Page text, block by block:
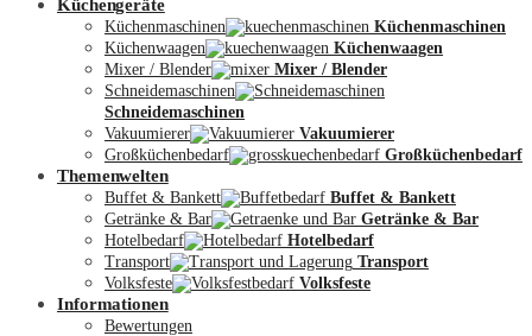
Mein Konto
Küchengeräte
Küchenmaschinen
Küchenmaschinen
Küchenwaagen
Küchenwaagen
Mixer / Blender
Mixer / Blender
Schneidemaschinen
Schneidemaschinen
Vakuumierer
Vakuumierer
Großküchenbedarf
Großküchenbedarf
Themenwelten
Buffet & Bankett
Buffet & Bankett
Getränke & Bar
Getränke & Bar
Hotelbedarf
Hotelbedarf
Transport
Transport
Volksfeste
Volksfeste
Informationen
Bewertungen